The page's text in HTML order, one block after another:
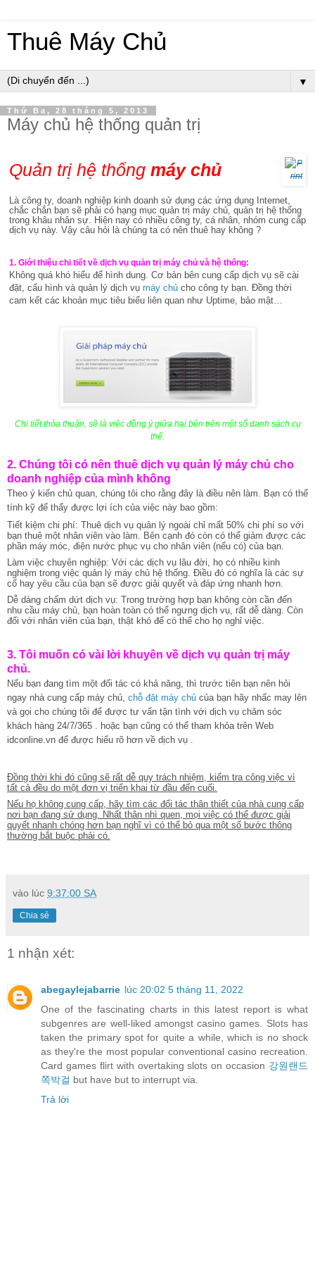
Thuê Máy Chủ
▼
Thứ Ba, 28 tháng 5, 2013
Máy chủ hệ thống quản trị
Quản trị hệ thống máy chủ
Là công ty, doanh nghiệp kinh doanh sử dụng các ứng dụng Internet
chắc chắn bạn sẽ phải có hạng mục quản trị máy chủ, quản trị hệ thống
trong khâu nhân sự. Hiện nay có nhiều công ty, cá nhân, nhóm cung cấp
dịch vụ này. Vậy câu hỏi là chúng ta có nên thuê hay không ?
1. Giới thiệu chi tiết về dịch vụ quản trị máy chủ và hệ thống:
Không quá khó hiểu để hình dung. Cơ bản bên cung cấp dịch vụ sẽ cài
đặt, cấu hình và quản lý dịch vụ máy chủ cho công ty bạn. Đồng thời
cam kết các khoản mục tiêu biểu liên quan như Uptime, bảo mật…
Chi tiết thỏa thuận, sẽ là việc đồng ý giữa hai bên trên một số danh sách cụ
thể.
2. Chúng tôi có nên thuê dịch vụ quản lý máy chủ cho
doanh nghiệp của mình không
Theo ý kiến chủ quan, chúng tôi cho rằng đây là điều nên làm. Bạn có thể
tính kỹ để thấy được lợi ích của việc này bao gồm:
Tiết kiệm chi phí: Thuê dịch vụ quản lý ngoài chỉ mất 50% chi phí so với
bạn thuê một nhân viên vào làm. Bên cạnh đó còn có thể giảm được các
phần máy móc, điện nước phục vụ cho nhân viên (nếu có) của bạn.
Làm việc chuyên nghiệp: Với các dịch vụ lâu đời, họ có nhiều kinh
nghiệm trong việc quản lý máy chủ hệ thống. Điều đó có nghĩa là các sự
cố hay yêu cầu của bạn sẽ được giải quyết và đáp ứng nhanh hơn.
Dễ dàng chấm dứt dịch vụ: Trong trường hợp bạn không còn cần đến
nhu cầu máy chủ, bạn hoàn toàn có thể ngưng dịch vụ, rất dễ dàng. Còn
đối với nhân viên của bạn, thật khó để có thể cho họ nghỉ việc.
3. Tôi muốn có vài lời khuyên về dịch vụ quản trị máy
chủ.
Nếu bạn đang tìm một đối tác có khả năng, thì trước tiên bạn nên hỏi
ngay nhà cung cấp máy chủ, chỗ đặt máy chủ của bạn hãy nhấc may lên
và gọi cho chúng tôi để được tư vấn tận tình với dịch vụ chăm sóc
khách hàng 24/7/365 . hoặc bạn cũng có thể tham khỏa trên Web
idconline.vn để được hiểu rõ hơn về dịch vụ .
Đồng thời khi đó cũng sẽ rất dễ quy trách nhiệm, kiểm tra công việc vì
tất cả đều do một đơn vị triển khai từ đầu đến cuối.
Nếu họ không cung cấp, hãy tìm các đối tác thân thiết của nhà cung cấp
nơi bạn đang sử dụng. Nhất thân nhì quen, mọi việc có thể được giải
quyết nhanh chóng hơn bạn nghĩ vì có thể bỏ qua một số bước thông
thường bắt buộc phải có.
vào lúc 9:37:00 SA
Chia sẻ
1 nhận xét:
abegaylejabarrie lúc 20:02 5 tháng 11, 2022
One of the fascinating charts in this latest report is what
subgenres are well-liked amongst casino games. Slots has
taken the primary spot for quite a while, which is no shock
as they're the most popular conventional casino recreation.
Card games flirt with overtaking slots on occasion 강원랜드
쪽박걸 but have but to interrupt via.
Trả lời